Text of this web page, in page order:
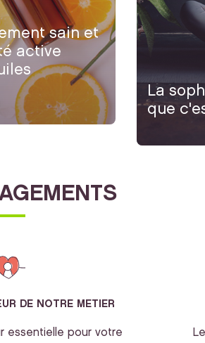
sain et
active
La
que
DE NOTRE METIER
essentielle pour votre